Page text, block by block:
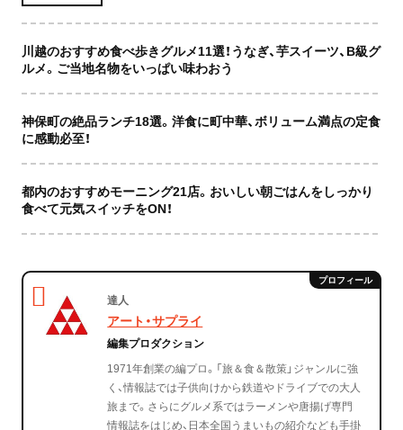
川越のおすすめ食べ歩きグルメ11選！うなぎ、芋スイーツ、B級グ
ルメ。ご当地名物をいっぱい味わおう
神保町の絶品ランチ18選。洋食に町中華、ボリューム満点の定食
に感動必至！
都内のおすすめモーニング21店。おいしい朝ごはんをしっかり
食べて元気スイッチをON！
達人
アート・サプライ
編集プロダクション
1971年創業の編プロ。「旅＆食＆散策」ジャンルに強
く、情報誌では子供向けから鉄道やドライブでの大人
旅まで。さらにグルメ系ではラーメンや唐揚げ専門
情報誌をはじめ、日本全国うまいもの紹介なども手掛